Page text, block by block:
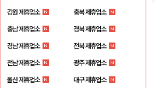
강원 제휴업소 충북 제휴업소
충남 제휴업소 경북 제휴업소
경남 제휴업소 전북 제휴업소
전남 제휴업소 광주 제휴업소
울산 제휴업소 대구 제휴업소